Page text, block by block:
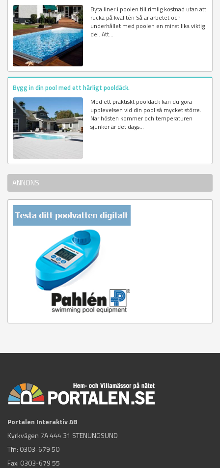
Byta liner i poolen till rimlig kostnad utan att
rucka på kvalitén Så är arbetet och
underhållet med poolen en minst lika viktig
del. Att...
Bygg in din pool med ett härligt pooldäck.
Med ett praktiskt pooldäck kan du göra
upplevelsen vid din pool så mycket större.
När hösten kommer och temperaturen
sjunker är det dags...
ANNONS
Portalen Interaktiv AB
Kyrkvägen 7A 444 31 STENUNGSUND
Tfn: 0303-679 50
Fax: 0303-679 55